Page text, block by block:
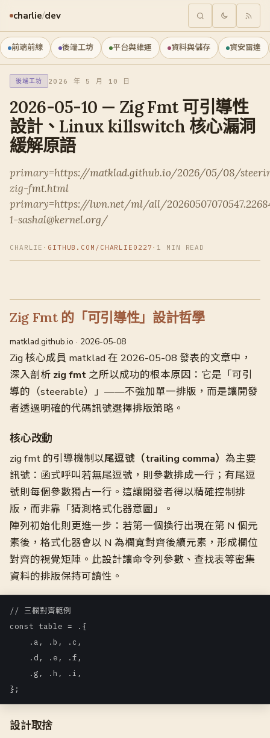
charlie/dev
前端前線 後端工坊 平台與維運 資料與儲存 資安雷達
後端工坊 2026 年 5 月 10 日
2026-05-10 — Zig Fmt 可引導性
設計、Linux killswitch 核心漏洞
緩解原語
primary=https://matklad.github.io/2026/05/08/
zig-fmt.html
primary=https://lwn.net/ml/all/
1-sashal@kernel.org/
CHARLIE · GITHUB.COM/CHARLIE0227 · 1 MIN READ
Zig Fmt 的「可引導性」設計哲學
matklad.github.io · 2026-05-08
Zig 核心成員 matklad 在 2026-05-08 發表的文章中，
深入剖析 zig fmt 之所以成功的根本原因：它是「可引
導的（steerable）」——不強加單一排版，而是讓開發
者透過明確的代碼訊號選擇排版策略。
核心改動
zig fmt 的引導機制以尾逗號（trailing comma） 為主要
訊號：函式呼叫若無尾逗號，則參數排成一行；有尾逗
號則每個參數獨占一行。這讓開發者得以精確控制排
版，而非靠「猜測格式化器意圖」。
陣列初始化則更進一步：若第一個換行出現在第 N 個元
素後，格式化器會以 N 為欄寬對齊後續元素，形成欄位
對齊的視覺矩陣。此設計讓命令列參數、查找表等密集
資料的排版保持可讀性。
// 三欄對齊範例
const table = .{
    .a, .b, .c,
    .d, .e, .f,
    .g, .h, .i,
};
設計取捨